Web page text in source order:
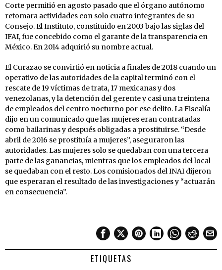
Corte permitió en agosto pasado que el órgano autónomo
retomara actividades con solo cuatro integrantes de su
Consejo. El Instituto, constituido en 2003 bajo las siglas del
IFAI, fue concebido como el garante de la transparencia en
México. En 2014 adquirió su nombre actual.
El Curazao se convirtió en noticia a finales de 2018 cuando un
operativo de las autoridades de la capital terminó con el
rescate de 19 víctimas de trata, 17 mexicanas y dos
venezolanas, y la detención del gerente y casi una treintena
de empleados del centro nocturno por ese delito. La Fiscalía
dijo en un comunicado que las mujeres eran contratadas
como bailarinas y después obligadas a prostituirse. “Desde
abril de 2016 se prostituía a mujeres”, aseguraron las
autoridades. Las mujeres solo se quedaban con una tercera
parte de las ganancias, mientras que los empleados del local
se quedaban con el resto. Los comisionados del INAI dijeron
que esperaran el resultado de las investigaciones y “actuarán
en consecuencia”.
ETIQUETAS